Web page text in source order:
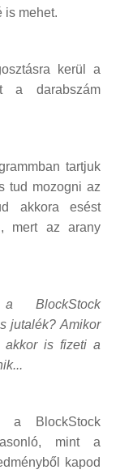
is mehet.
kerül a
a darabszám
tartjuk
tud mozogni az
akkora esést
mert az arany
BlockStock
jutalék? Amikor
akkor is fizeti a
a BlockStock
mint a
kapod